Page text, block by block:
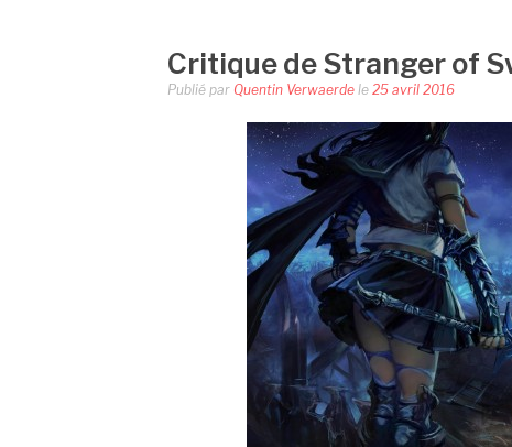
Critique de Stranger of
Publié par Quentin Verwaerde le 25 avril 2016